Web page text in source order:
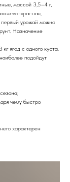
массой 3,5–4 г,
красная,
урожай можно
Назначение
ягод с одного куста.
подойдут
чему быстро
характерен